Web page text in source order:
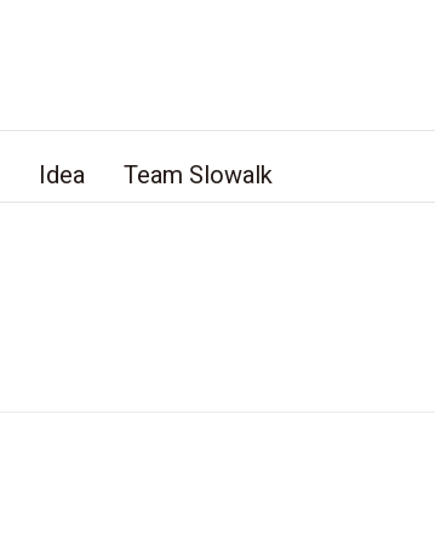
Idea Team Slowalk